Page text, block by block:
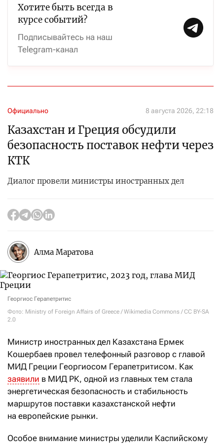
Хотите быть всегда в
курсе событий?
Подписывайтесь на наш
Telegram-канал
Официально 8 августа 2026, 22:18
Казахстан и Греция обсудили
безопасность поставок нефти через
КТК
Диалог провели министры иностранных дел
Алма Маратова
Георгиос Герапетритис
Фото: Ministry of Foreign Affairs of Greece / Wikimedia Commons / CC BY-SA
2.0
Министр иностранных дел Казахстана Ермек
Кошербаев провел телефонный разговор с главой
МИД Греции Георгиосом Герапетритисом. Как
заявили в МИД РК, одной из главных тем стала
энергетическая безопасность и стабильность
маршрутов поставки казахстанской нефти
на европейские рынки.
Особое внимание министры уделили Каспийскому